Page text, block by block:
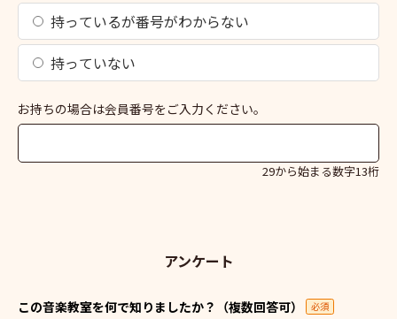
持っているが番号がわからない
持っていない
お持ちの場合は会員番号をご入力ください。
29から始まる数字13桁
アンケート
この音楽教室を何で知りましたか？（複数回答可） 必須